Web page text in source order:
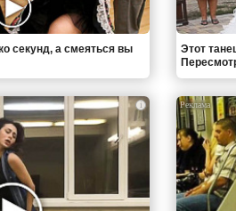
секунд, а смеяться вы
Этот
i